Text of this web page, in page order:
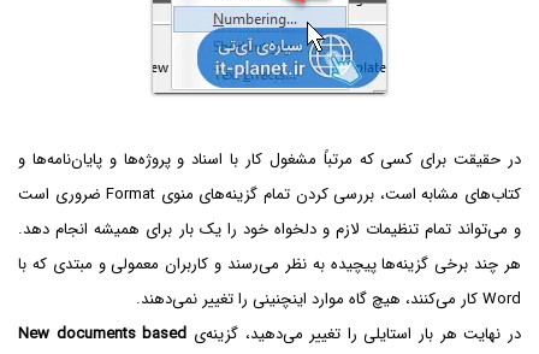
در حقیقت برای کسی که مرتباً مشغول کار با اسناد و پروژه‌ها و پایان‌نامه‌ها و
کتاب‌های مشابه است، بررسی کردن تمام گزینه‌های منوی Format ضروری است
و می‌تواند تمام تنظیمات لازم و دلخواه خود را یک بار برای همیشه انجام دهد.
هر چند برخی گزینه‌ها پیچیده به نظر می‌رسند و کاربران معمولی و مبتدی که با
Word کار می‌کنند، هیچ گاه موارد اینچنینی را تغییر نمی‌دهند.
در نهایت هر بار استایلی را تغییر می‌دهید، گزینه‌ی New documents based